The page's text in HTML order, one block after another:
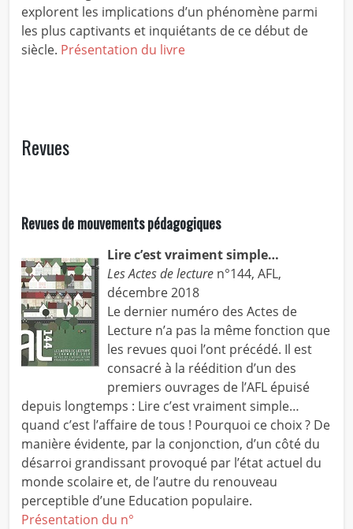
explorent les implications d’un phénomène parmi
les plus captivants et inquiétants de ce début de
siècle. Présentation du livre
Revues
Revues de mouvements pédagogiques
Lire c’est vraiment simple…
Les Actes de lecturen°144, AFL,
décembre 2018
Le dernier numéro des Actes de
Lecture n’a pas la même fonction que
les revues quoi l’ont précédé. Il est
consacré à la réédition d’un des
premiers ouvrages de l’AFL épuisé
depuis longtemps : Lire c’est vraiment simple…
quand c’est l’affaire de tous ! Pourquoi ce choix ? De
manière évidente, par la conjonction, d’un côté du
désarroi grandissant provoqué par l’état actuel du
monde scolaire et, de l’autre du renouveau
perceptible d’une Education populaire.
Présentation du n°